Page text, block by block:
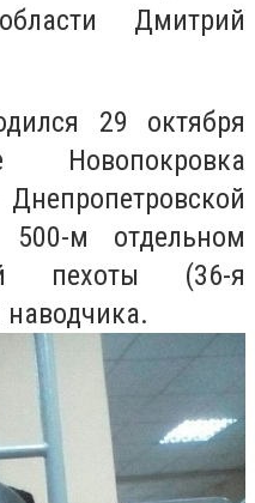
Дмитрий
29 октября
м отдельном
пехоты (36-я